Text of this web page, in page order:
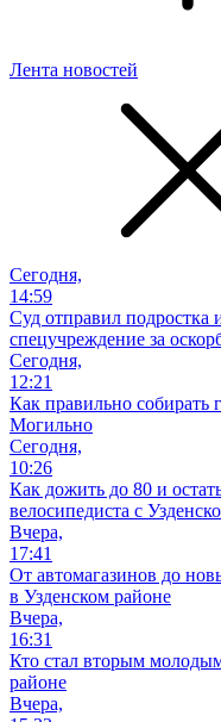
Лента новостей
Сегодня,
14:59
Суд отправил подростка
спецучреждение за
Сегодня,
12:21
Как правильно
Могильно
Сегодня,
10:26
Как дожить до 80 и
велосипедиста с
Вчера,
17:41
От автомагазинов до
в Узденском районе
Вчера,
16:31
Кто стал вторым
районе
Вчера,